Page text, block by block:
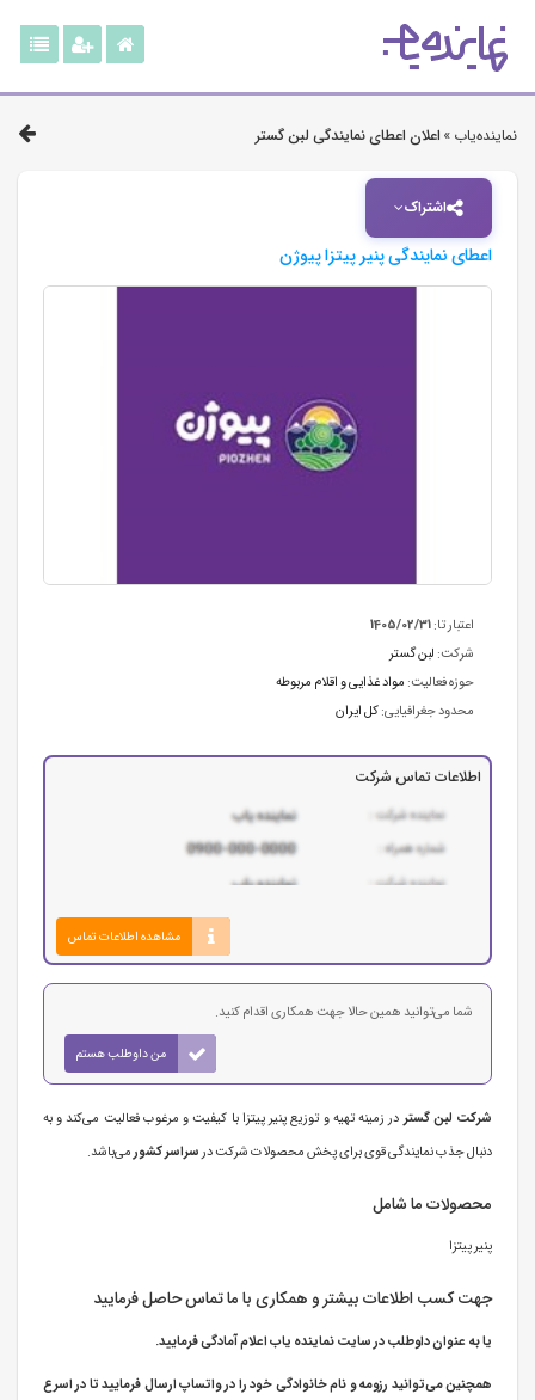
نماینده‌یاب » اعلان اعطای نمایندگی لبن گستر
اشتراک
اعطای نمایندگی پنیر پیتزا پیوژن
اعتبار تا:1405/02/31
شرکت: لبن گستر
حوزه فعالیت: مواد غذایی و اقلام مربوطه
محدود جغرافیایی:کل ایران
اطلاعات تماس شرکت
مشاهده اطلاعات تماس
شما می‌توانید همین حالا جهت همکاری اقدام کنید.
من داوطلب هستم
شرکت لبن گستر در زمینه تهیه و توزیع پنیر پیتزا با کیفیت و مرغوب فعالیت می‌کند و به
دنبال جذب نمایندگی قوی برای پخش محصولات شرکت درسراسر کشورمی‌باشد.
محصولات ما شامل
پنیر پیتزا
جهت کسب اطلاعات بیشتر و همکاری با ما تماس حاصل فرمایید
یا به عنوان داوطلب در سایت نماینده یاب اعلام آمادگی فرمایید.
همچنین می‌توانید رزومه و نام خانوادگی خود را در واتساپ ارسال فرمایید تا در اسرع